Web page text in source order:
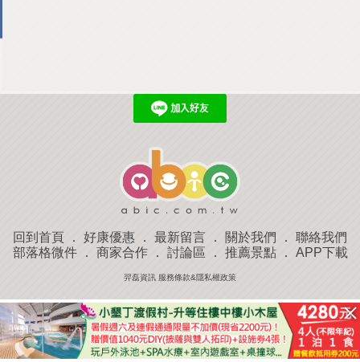
回到首頁 ． 好康優惠 ． 最新留言 ． 關於我們 ． 聯絡我們
部落格微件． 商家合作． 討論區 ． 推薦景點． APP下載
羿磊資訊 服務條款&隱私權政策